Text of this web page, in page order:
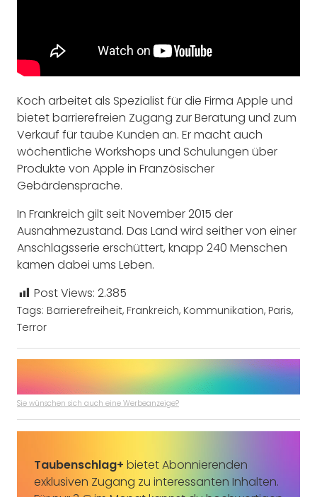
Koch arbeitet als Spezialist für die Firma Apple und
bietet barrierefreien Zugang zur Beratung und zum
Verkauf für taube Kunden an. Er macht auch
wöchentliche Workshops und Schulungen über
Produkte von Apple in Französischer
Gebärdensprache.
In Frankreich gilt seit November 2015 der
Ausnahmezustand. Das Land wird seither von einer
Anschlagsserie erschüttert, knapp 240 Menschen
kamen dabei ums Leben.
Post Views: 2.385
Tags: Barrierefreiheit, Frankreich, Kommunikation, Paris,
Terror
Sie wünschen sich auch eine Werbeanzeige?
Taubenschlag+ bietet Abonnierenden
exklusiven Zugang zu interessanten Inhalten.